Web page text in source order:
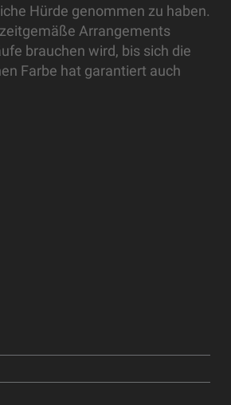
Hürde genommen zu haben.
Arrangements
brauchen wird, bis sich die
Farbe hat garantiert auch